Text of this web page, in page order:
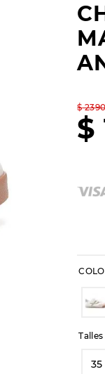
$
$
Talles
35